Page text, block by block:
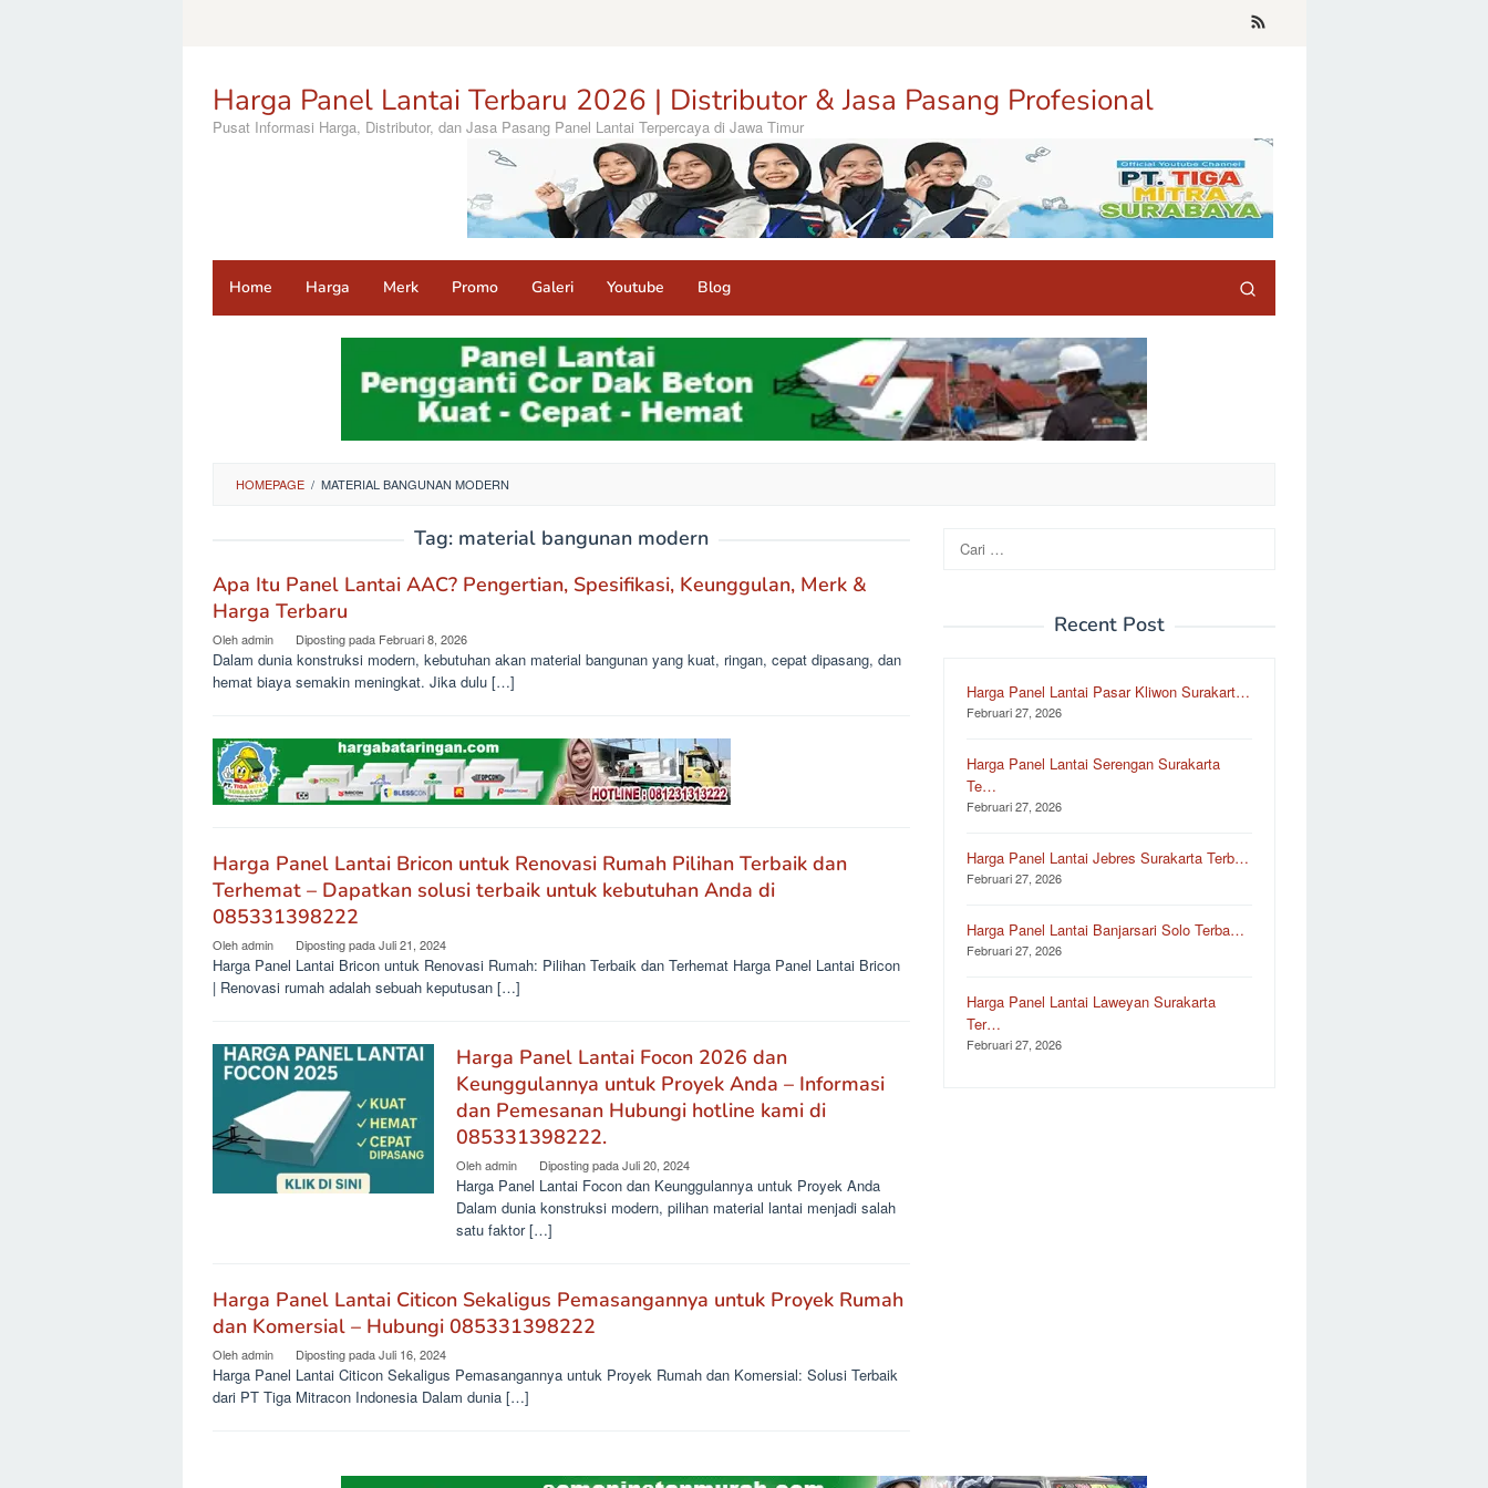
Harga Panel Lantai Terbaru 2026 | Distributor & Jasa Pasang Profesional
Pusat Informasi Harga, Distributor, dan Jasa Pasang Panel Lantai Terpercaya di Jawa Timur
Home Harga Merk Promo Galeri Youtube Blog
HOMEPAGE / MATERIAL BANGUNAN MODERN
Tag: material bangunan modern
Apa Itu Panel Lantai AAC? Pengertian, Spesifikasi, Keunggulan, Merk &
Harga Terbaru
Olehadmin Diposting pada Februari 8, 2026
Dalam dunia konstruksi modern, kebutuhan akan material bangunan yang kuat, ringan, cepat dipasang, dan
hemat biaya semakin meningkat. Jika dulu […]
Harga Panel Lantai Bricon untuk Renovasi Rumah Pilihan Terbaik dan
Terhemat – Dapatkan solusi terbaik untuk kebutuhan Anda di
085331398222
Olehadmin Diposting padaJuli 21, 2024
Harga Panel Lantai Bricon untuk Renovasi Rumah: Pilihan Terbaik dan Terhemat Harga Panel Lantai Bricon
| Renovasi rumah adalah sebuah keputusan […]
Harga Panel Lantai Focon 2026 dan
Keunggulannya untuk Proyek Anda – Informasi
dan Pemesanan Hubungi hotline kami di
085331398222.
Olehadmin Diposting padaJuli 20, 2024
Harga Panel Lantai Focon dan Keunggulannya untuk Proyek Anda
Dalam dunia konstruksi modern, pilihan material lantai menjadi salah
satu faktor […]
Harga Panel Lantai Citicon Sekaligus Pemasangannya untuk Proyek Rumah
dan Komersial – Hubungi 085331398222
Olehadmin Diposting padaJuli 16, 2024
Harga Panel Lantai Citicon Sekaligus Pemasangannya untuk Proyek Rumah dan Komersial: Solusi Terbaik
dari PT Tiga Mitracon Indonesia Dalam dunia […]
Cari
untuk:
Recent Post
Harga Panel Lantai Pasar Kliwon Surakart…
Februari 27, 2026
Harga Panel Lantai Serengan Surakarta
Te…
Februari 27, 2026
Harga Panel Lantai Jebres Surakarta Terb…
Februari 27, 2026
Harga Panel Lantai Banjarsari Solo Terba…
Februari 27, 2026
Harga Panel Lantai Laweyan Surakarta
Ter…
Februari 27, 2026